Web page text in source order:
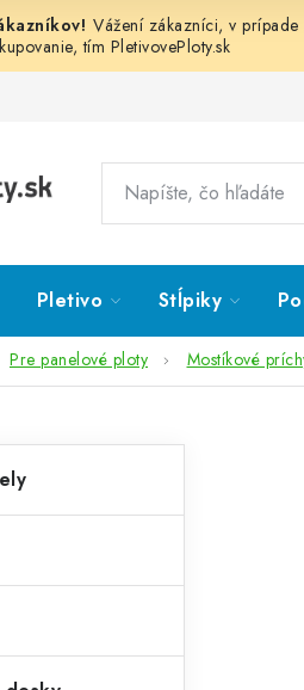
Vážení zákazníci, v
tím PletivovePloty.sk
Pletivo Stĺpiky
Pre panelové ploty Mostíkové